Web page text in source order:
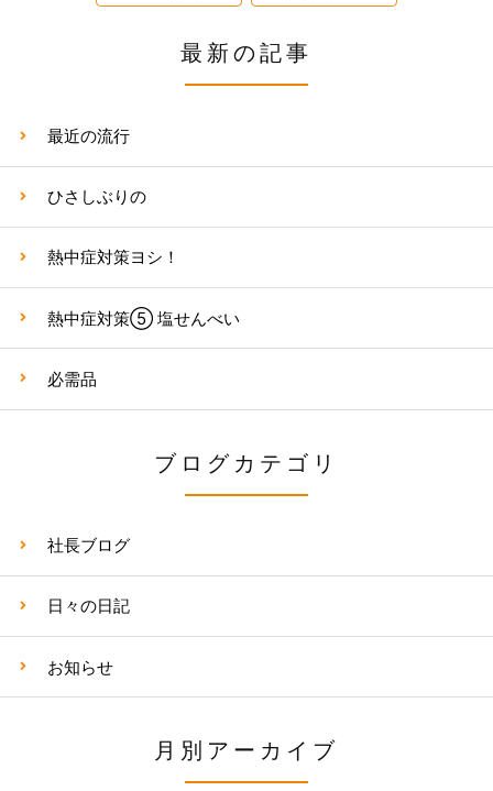
最新の記事
最近の流行
ひさしぶりの
熱中症対策ヨシ！
熱中症対策⑤ 塩せんべい
必需品
ブログカテゴリ
社長ブログ
日々の日記
お知らせ
月別アーカイブ